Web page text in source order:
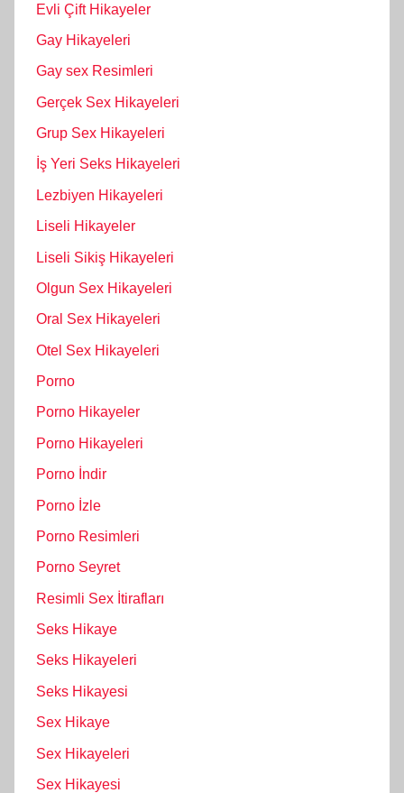
Evli Çift Hikayeler
Gay Hikayeleri
Gay sex Resimleri
Gerçek Sex Hikayeleri
Grup Sex Hikayeleri
İş Yeri Seks Hikayeleri
Lezbiyen Hikayeleri
Liseli Hikayeler
Liseli Sikiş Hikayeleri
Olgun Sex Hikayeleri
Oral Sex Hikayeleri
Otel Sex Hikayeleri
Porno
Porno Hikayeler
Porno Hikayeleri
Porno İndir
Porno İzle
Porno Resimleri
Porno Seyret
Resimli Sex İtirafları
Seks Hikaye
Seks Hikayeleri
Seks Hikayesi
Sex Hikaye
Sex Hikayeleri
Sex Hikayesi